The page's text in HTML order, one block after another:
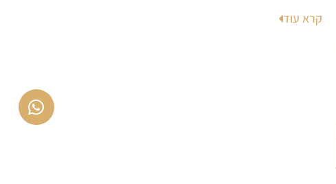
קרא עוד